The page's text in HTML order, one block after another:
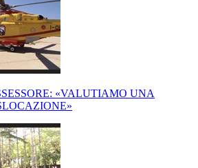
«VALUTIAMO UNA